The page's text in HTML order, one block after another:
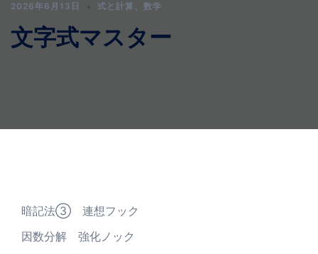
2026年6月13日 式と計算 、 数学
文字式マスター
暗記法③ 連想フック
因数分解 強化ノック